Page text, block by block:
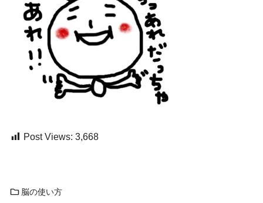
Post Views: 3,668
脳の使い方